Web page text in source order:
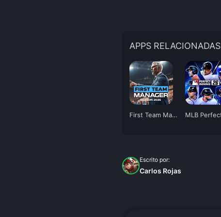
APPS RELACIONADAS
First Team Manager 2026
Escrito por:
Carlos Rojas